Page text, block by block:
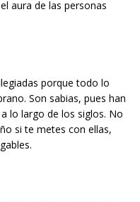
aura de las personas
porque todo lo
Son sabias, pues han
lo largo de los siglos. No
si te metes con ellas,